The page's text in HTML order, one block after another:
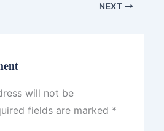
NEXT
will not be
fields are marked *